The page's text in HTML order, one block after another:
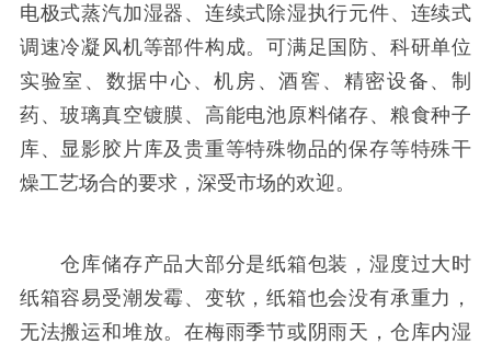
电极式蒸汽加湿器、连续式除湿执行元件、连续式
调速冷凝风机等部件构成。可满足国防、科研单位
实验室、数据中心、机房、酒窖、精密设备、制
药、玻璃真空镀膜、高能电池原料储存、粮食种子
库、显影胶片库及贵重等特殊物品的保存等特殊干
燥工艺场合的要求，深受市场的欢迎。
仓库储存产品大部分是纸箱包装，湿度过大时
纸箱容易受潮发霉、变软，纸箱也会没有承重力，
无法搬运和堆放。在梅雨季节或阴雨天，仓库内湿